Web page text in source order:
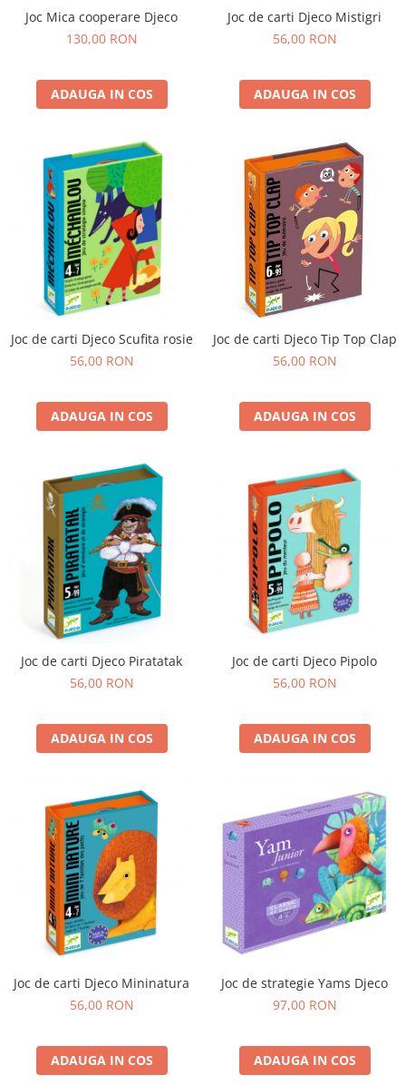
Joc Mica cooperare Djeco
130,00 RON
ADAUGA IN COS
Joc de carti Djeco Mistigri
56,00 RON
ADAUGA IN COS
Joc de carti Djeco Scufita rosie
56,00 RON
ADAUGA IN COS
Joc de carti Djeco Tip Top Clap
56,00 RON
ADAUGA IN COS
Joc de carti Djeco Piratatak
56,00 RON
ADAUGA IN COS
Joc de carti Djeco Pipolo
56,00 RON
ADAUGA IN COS
Joc de carti Djeco Mininatura
56,00 RON
ADAUGA IN COS
Joc de strategie Yams Djeco
97,00 RON
ADAUGA IN COS